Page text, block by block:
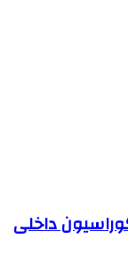
داخلی